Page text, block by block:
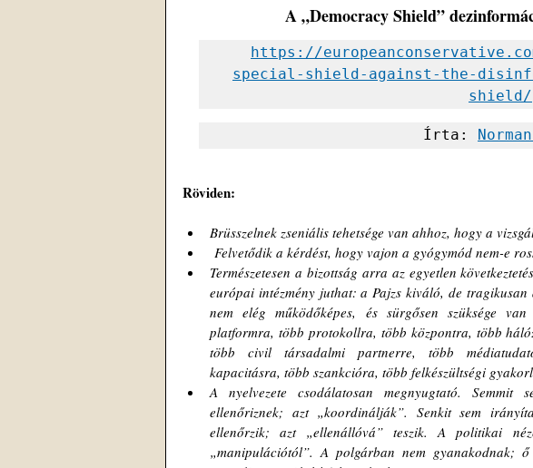
A „Democracy Shield”
https://
special-shield-against-the-
shield/
Írta:
Röviden:
Brüsszelnek zseniális tehetsége van ahhoz, hogy a
Felvetődik a kérdést, hogy vajon a gyógymód nem-e
Természetesen a bizottság arra az egyetlen
európai intézmény juthat: a Pajzs kiváló, de
nem elég működőképes, és sürgősen szüksége
platformra, több protokollra, több központra, több
több civil társadalmi partnerre, több
kapacitásra, több szankcióra, több felkészültségi
A nyelvezete csodálatosan megnyugtató. Semmit
ellenőriznek; azt „koordinálják”. Senkit sem
ellenőrzik; azt „ellenállóvá” teszik. A politikai
„manipulációtól”. A polgárban nem gyanakodnak;